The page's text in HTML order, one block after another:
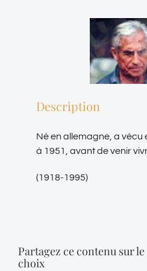
Description
Né en allemagne, a vécu
à 1951, avant de venir
(1918-1995)
Partagez ce contenu sur
choix